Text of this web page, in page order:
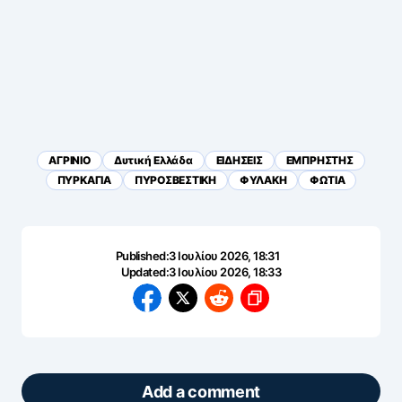
ΑΓΡΙΝΙΟ Δυτική Ελλάδα ΕΙΔΗΣΕΙΣ
ΕΜΠΡΗΣΤΗΣ
ΠΥΡΚΑΓΙΑ
ΠΥΡΟΣΒΕΣΤΙΚΗ ΦΥΛΑΚΗ ΦΩΤΙΑ
Published:3 Ιουλίου 2026, 18:31
Updated:3 Ιουλίου 2026, 18:33
Add a comment